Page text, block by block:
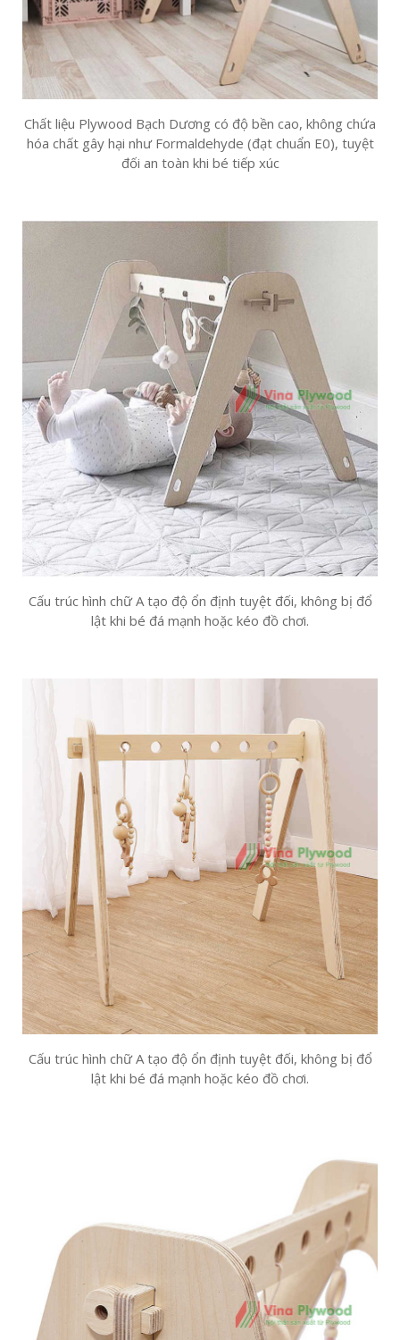
Chất liệu Plywood Bạch Dương có độ bền cao, không chứa
hóa chất gây hại như Formaldehyde (đạt chuẩn E0), tuyệt
đối an toàn khi bé tiếp xúc
Cấu trúc hình chữ A tạo độ ổn định tuyệt đối, không bị đổ
lật khi bé đá mạnh hoặc kéo đồ chơi.
Cấu trúc hình chữ A tạo độ ổn định tuyệt đối, không bị đổ
lật khi bé đá mạnh hoặc kéo đồ chơi.